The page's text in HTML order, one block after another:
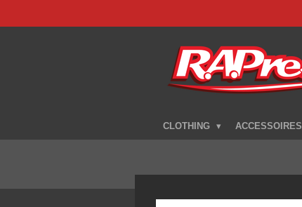
Hauptinhalt
CLOTHING ACCESSOIRES